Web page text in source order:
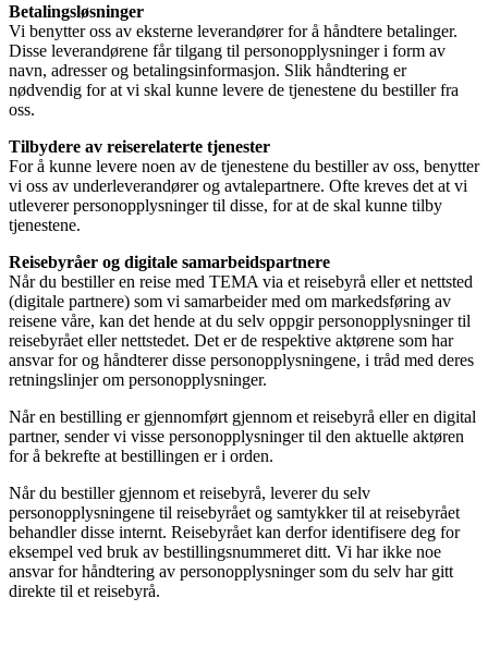
Betalingsløsninger
Vi benytter oss av eksterne leverandører for å håndtere betalinger.
Disse leverandørene får tilgang til personopplysninger i form av
navn, adresser og betalingsinformasjon. Slik håndtering er
nødvendig for at vi skal kunne levere de tjenestene du bestiller fra
oss.
Tilbydere av reiserelaterte tjenester
For å kunne levere noen av de tjenestene du bestiller av oss, benytter
vi oss av underleverandører og avtalepartnere. Ofte kreves det at vi
utleverer personopplysninger til disse, for at de skal kunne tilby
tjenestene.
Reisebyråer og digitale samarbeidspartnere
Når du bestiller en reise med TEMA via et reisebyrå eller et nettsted
(digitale partnere) som vi samarbeider med om markedsføring av
reisene våre, kan det hende at du selv oppgir personopplysninger til
reisebyrået eller nettstedet. Det er de respektive aktørene som har
ansvar for og håndterer disse personopplysningene, i tråd med deres
retningslinjer om personopplysninger.
Når en bestilling er gjennomført gjennom et reisebyrå eller en digital
partner, sender vi visse personopplysninger til den aktuelle aktøren
for å bekrefte at bestillingen er i orden.
Når du bestiller gjennom et reisebyrå, leverer du selv
personopplysningene til reisebyrået og samtykker til at reisebyrået
behandler disse internt. Reisebyrået kan derfor identifisere deg for
eksempel ved bruk av bestillingsnummeret ditt. Vi har ikke noe
ansvar for håndtering av personopplysninger som du selv har gitt
direkte til et reisebyrå.